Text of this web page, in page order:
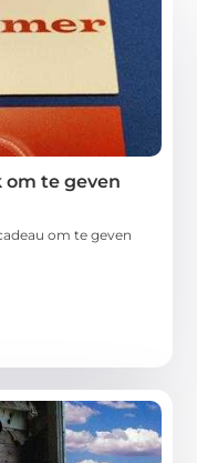
om te geven
om te geven